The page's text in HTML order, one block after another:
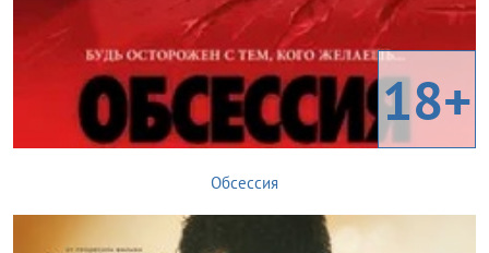
18+
Обсессия